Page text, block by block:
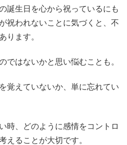
誕生日を心から祝っているにも
祝われないことに気づくと、不
ります。
ではないかと思い悩むことも。
覚えていないか、単に忘れてい
時、どのように感情をコントロ
えることが大切です。